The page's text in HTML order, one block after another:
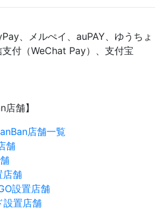
、メルぺイ、auPAY、ゆうちょ
付（WeChat Pay）、支付宝
店舗】
店舗一覧
舗
店舗
設置店舗
設置店舗